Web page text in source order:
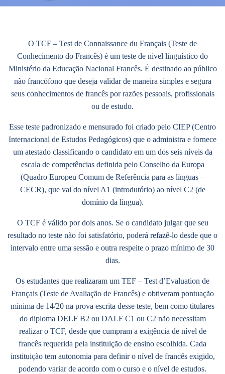
O TCF – Test de Connaissance du Français (Teste de
Conhecimento do Francês) é um teste de nível linguístico do
Ministério da Educação Nacional Francês. É destinado ao público
não francófono que deseja validar de maneira simples e segura
seus conhecimentos de francês por razões pessoais, profissionais
ou de estudo.
Esse teste padronizado e mensurado foi criado pelo CIEP (Centro
Internacional de Estudos Pedagógicos) que o administra e fornece
um atestado classificando o candidato em um dos seis níveis da
escala de competências definida pelo Conselho da Europa
(Quadro Europeu Comum de Referência para as línguas –
CECR), que vai do nível A1 (introdutório) ao nível C2 (de
domínio da língua).
O TCF é válido por dois anos. Se o candidato julgar que seu
resultado no teste não foi satisfatório, poderá refazê-lo desde que o
intervalo entre uma sessão e outra respeite o prazo mínimo de 30
dias.
Os estudantes que realizaram um TEF – Test d’Evaluation de
Français (Teste de Avaliação de Francês) e obtiveram pontuação
mínima de 14/20 na prova escrita desse teste, bem como titulares
do diploma DELF B2 ou DALF C1 ou C2 não necessitam
realizar o TCF, desde que cumpram a exigência de nível de
francês requerida pela instituição de ensino escolhida. Cada
instituição tem autonomia para definir o nível de francês exigido,
podendo variar de acordo com o curso e o nível de estudos.